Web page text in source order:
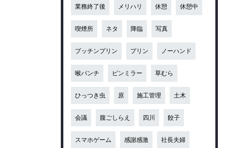
業務終了後 メリハリ 休憩 休憩中
喫煙所 ネタ 降臨 写真
プッチンプリン プリン ノーハンド
喉パンチ ピンミラー 草むら
ひっつき虫 原 施工管理 土木
会議 腹ごしらえ 四川 餃子
スマホゲーム 感謝感激 社長夫婦